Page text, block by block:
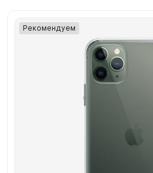
Рекомендуем